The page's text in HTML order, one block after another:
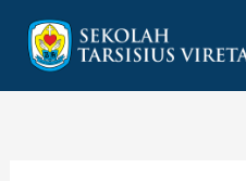
konten